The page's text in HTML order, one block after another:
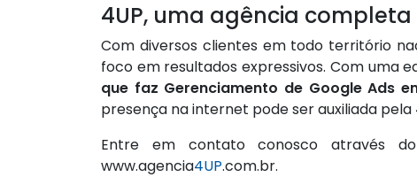
4UP, uma agência completa
Com diversos clientes em todo território
foco em resultados expressivos. Com uma
que faz Gerenciamento de Google Ads
presença na internet pode ser auxiliada pela
Entre em contato conosco através
www.agencia4UP.com.br.